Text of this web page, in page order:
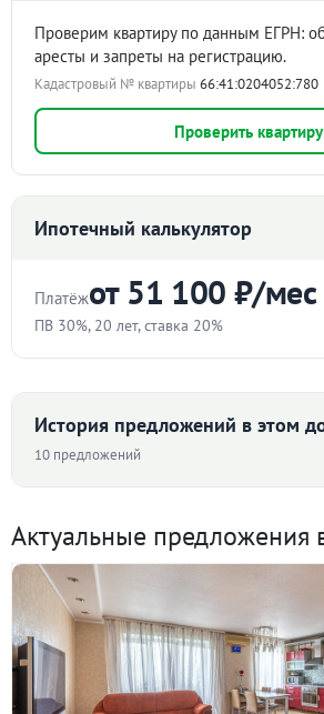
Проверим квартиру по данным ЕГРН:
аресты и запреты на регистрацию.
Кадастровый № квартиры 66:41:0204052:780
Проверить квартиру
Ипотечный калькулятор
Платёжот 51 100 ₽/мес
ПВ 30%, 20 лет, ставка 20%
Срок
Ставка
История предложений в этом
10 предложений
I пол. 2015
67 143
I пол. 2020 II пол. 2021 II пол. 2022
Актуальные предложения